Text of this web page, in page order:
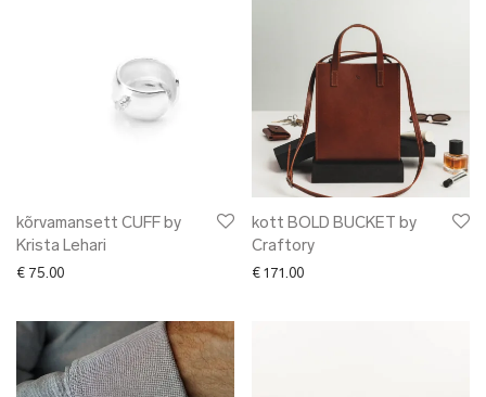
kõrvamansett CUFF by
Krista Lehari
€ 75.00
kott BOLD BUCKET by
Craftory
€ 171.00